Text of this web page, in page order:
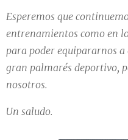
Esperemos que
entrenamientos como en
para poder equipararnos
gran palmarés deportivo,
nosotros.
Un saludo.